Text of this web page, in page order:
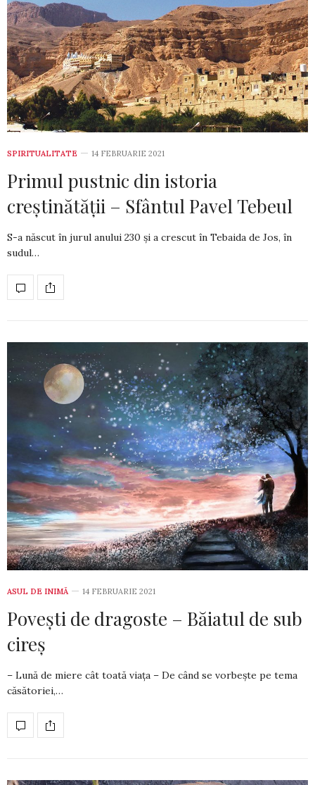
SPIRITUALITATE 14 FEBRUARIE 2021
Primul pustnic din istoria
creștinătății – Sfântul Pavel Tebeul
S-a născut în jurul anului 230 și a crescut în Tebaida de Jos, în
sudul…
ASUL DE INIMĂ 14 FEBRUARIE 2021
Povești de dragoste – Băiatul de sub
cireș
– Lună de miere cât toată viața – De când se vorbește pe tema
căsăto­riei,…